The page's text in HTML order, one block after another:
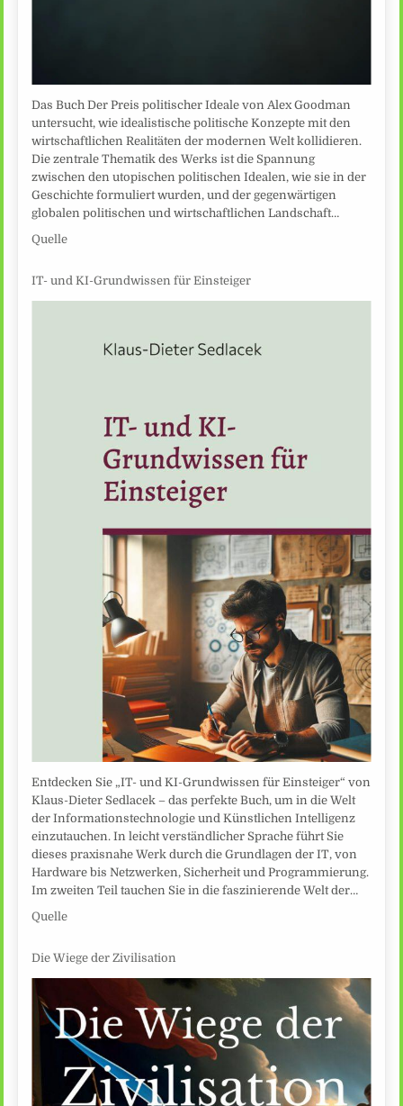
Das Buch Der Preis politischer Ideale von Alex Goodman
untersucht, wie idealistische politische Konzepte mit den
wirtschaftlichen Realitäten der modernen Welt kollidieren.
Die zentrale Thematik des Werks ist die Spannung
zwischen den utopischen politischen Idealen, wie sie in der
Geschichte formuliert wurden, und der gegenwärtigen
globalen politischen und wirtschaftlichen Landschaft…
Quelle
IT- und KI-Grundwissen für Einsteiger
Entdecken Sie „IT- und KI-Grundwissen für Einsteiger“ von
Klaus-Dieter Sedlacek – das perfekte Buch, um in die Welt
der Informationstechnologie und Künstlichen Intelligenz
einzutauchen. In leicht verständlicher Sprache führt Sie
dieses praxisnahe Werk durch die Grundlagen der IT, von
Hardware bis Netzwerken, Sicherheit und Programmierung.
Im zweiten Teil tauchen Sie in die faszinierende Welt der…
Quelle
Die Wiege der Zivilisation